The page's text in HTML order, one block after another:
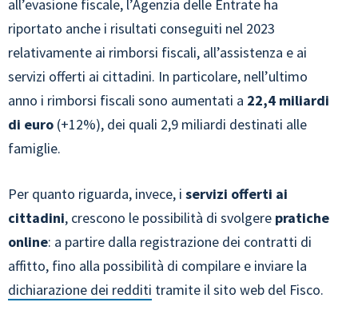
all’evasione fiscale, l’Agenzia delle Entrate ha
riportato anche i risultati conseguiti nel 2023
relativamente ai rimborsi fiscali, all’assistenza e ai
servizi offerti ai cittadini. In particolare, nell’ultimo
anno i rimborsi fiscali sono aumentati a 22,4 miliardi
di euro (+12%), dei quali 2,9 miliardi destinati alle
famiglie.
Per quanto riguarda, invece, i servizi offerti ai
cittadini, crescono le possibilità di svolgere pratiche
online: a partire dalla registrazione dei contratti di
affitto, fino alla possibilità di compilare e inviare la
dichiarazione dei redditi tramite il sito web del Fisco.